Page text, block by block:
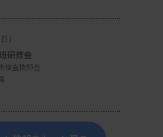
）
研修会
検査技師会